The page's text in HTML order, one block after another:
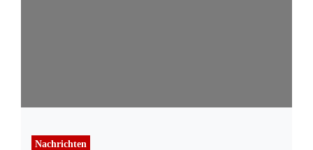
Nachrichten